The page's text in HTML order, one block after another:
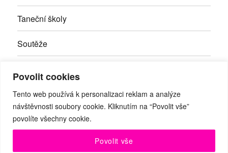
Povolit cookies
Tento web používá k personalizaci reklam a analýze
návštěvnosti soubory cookie. Kliknutím na “Povolit vše”
povolíte všechny cookie.
Povolit vše
Taneční školy
Soutěže
Kontakty
Facebook
RSS Youtube